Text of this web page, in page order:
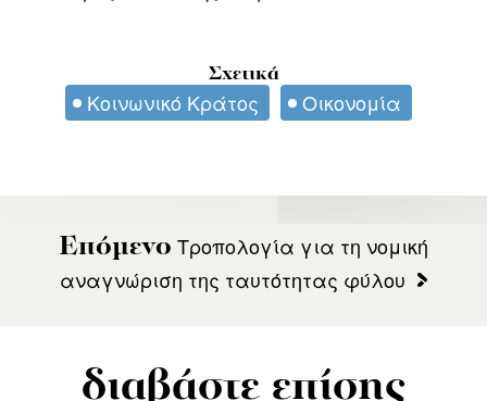
Σχετικά
Κοινωνικό Κράτος Οικονομία
Επόμενο Τροπολογία για τη νομική
αναγνώριση της ταυτότητας φύλου
διαβάστε επίσης